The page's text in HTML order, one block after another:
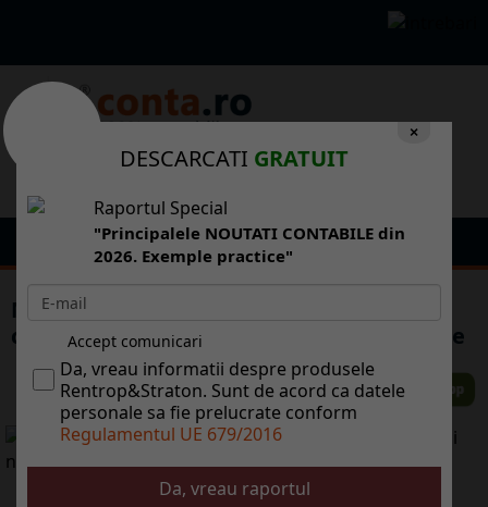
Microsoft a lansat Kinect, care permite
controlul jocurilor Xbox prin gesturi i voce
×
DESCARCATI GRATUIT
Raportul Special
"Principalele NOUTATI CONTABILE din
2026. Exemple practice"
Accept comunicari
Da, vreau informatii despre produsele
Rentrop&Straton. Sunt de acord ca datele
personale sa fie prelucrate conform
Regulamentul UE 679/2016